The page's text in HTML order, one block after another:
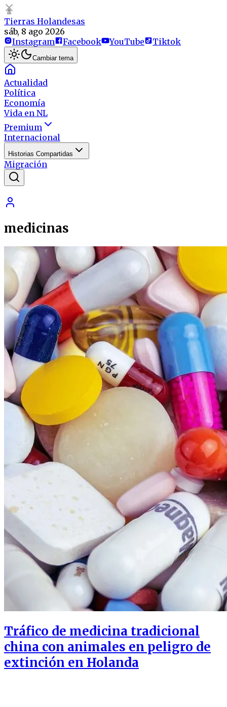
Tierras Holandesas
sáb, 8 ago 2026
Instagram
Facebook YouTube Tiktok
Cambiar tema
Actualidad
Política
Economía
Vida en NL
Premium
Internacional
Historias Compartidas
Migración
medicinas
Tráfico de medicina tradicional
china con animales en peligro de
extinción en Holanda